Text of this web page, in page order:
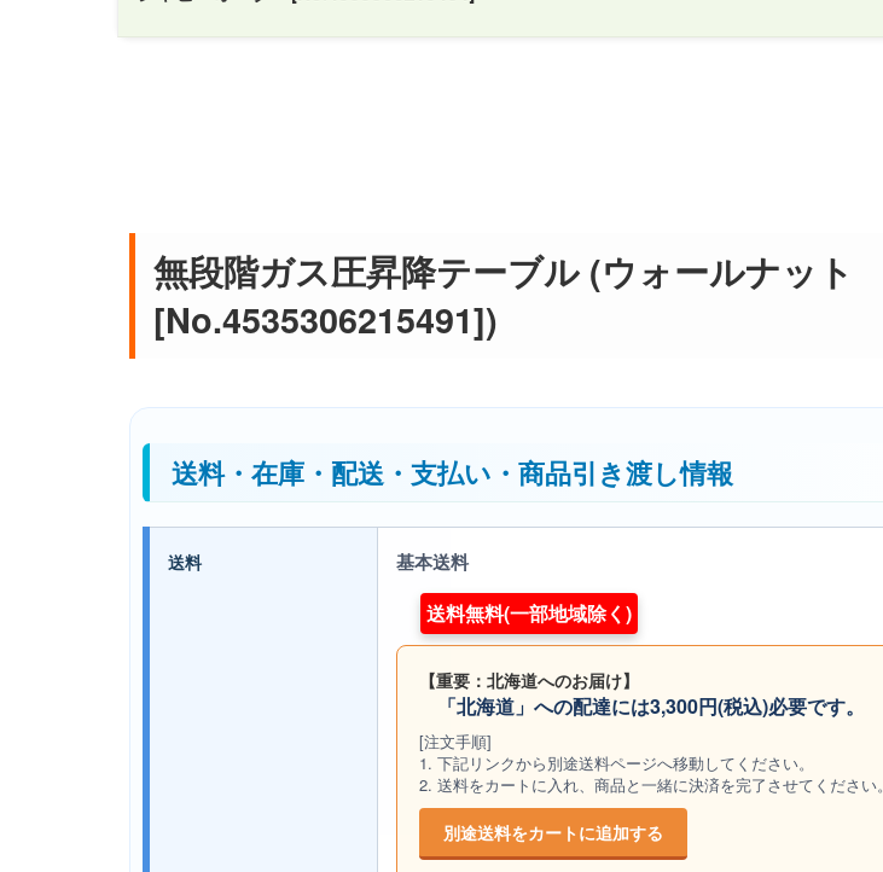
無段階ガス圧昇降テーブル (ウォールナット
[No.4535306215491])
送料・在庫・配送・支払い・商品引き渡し情報
送料 基本送料
送料無料(一部地域除く)
【重要：北海道へのお届け】
「北海道」への配達には3,300円(税込)必要です。
[注文手順]
1. 下記リンクから別途送料ページへ移動してください。
2. 送料をカートに入れ、商品と一緒に決済を完了させてください。
別途送料をカートに追加する